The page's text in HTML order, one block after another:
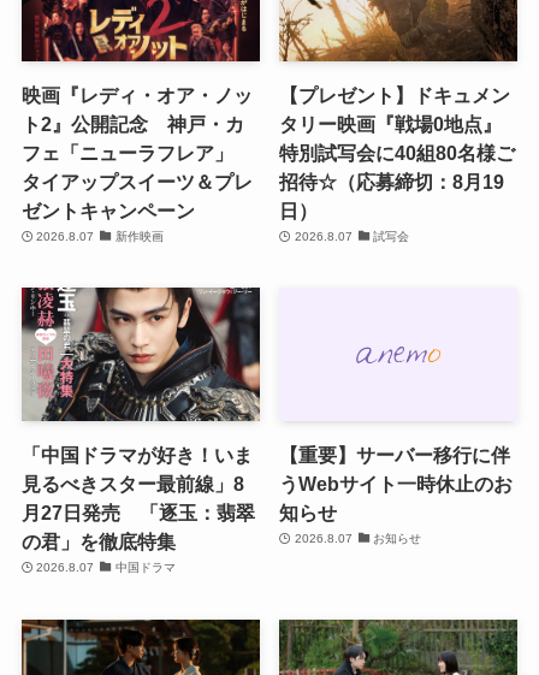
映画『レディ・オア・ノッ
ト2』公開記念 神戸・カ
フェ「ニューラフレア」
タイアップスイーツ＆プレ
ゼントキャンペーン
2026.8.07 新作映画
【プレゼント】ドキュメン
タリー映画『戦場0地点』
特別試写会に40組80名様ご
招待☆（応募締切：8月19
日）
2026.8.07 試写会
「中国ドラマが好き！いま
見るべきスター最前線」8
月27日発売 「逐玉：翡翠
の君」を徹底特集
2026.8.07 中国ドラマ
【重要】サーバー移行に伴
うWebサイト一時休止のお
知らせ
2026.8.07 お知らせ